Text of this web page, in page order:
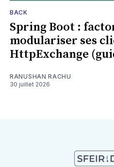
BACK
Spring Boot :
modulariser ses
HttpExchange
RANUSHAN RACHU
30 juillet 2026